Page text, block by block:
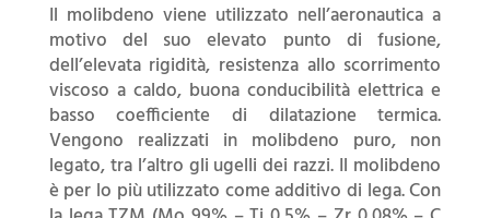
Il molibdeno viene utilizzato nell’aeronautica a
motivo del suo elevato punto di fusione,
dell’elevata rigidità, resistenza allo scorrimento
viscoso a caldo, buona conducibilità elettrica e
basso coefficiente di dilatazione termica.
Vengono realizzati in molibdeno puro, non
legato, tra l’altro gli ugelli dei razzi. Il molibdeno
è per lo più utilizzato come additivo di lega. Con